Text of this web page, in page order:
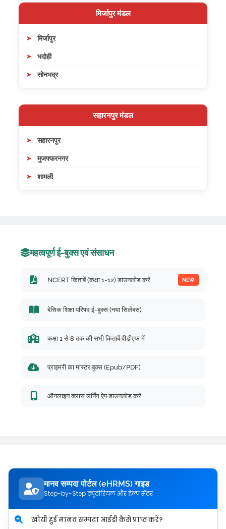
मिर्जापुर मंडल
मिर्जापुर
भदोही
सोनभद्र
सहारनपुर मंडल
सहारनपुर
मुजफ्फरनगर
शामली
महत्वपूर्ण ई-बुक्स एवं संसाधन
NCERT किताबें (कक्षा 1-12) डाउनलोड करें NEW
बेसिक शिक्षा परिषद ई-बुक्स (नया सिलेबस)
कक्षा 1 से 8 तक की सभी किताबें पीडीएफ में
प्राइमरी का मास्टर बुक्स (Epub/PDF)
ऑनलाइन क्लास लर्निंग ऐप डाउनलोड करें
मानव सम्पदा पोर्टल (eHRMS) गाइड
Step-by-Step ट्यूटोरियल और हेल्प सेंटर
खोयी हुई मानव सम्पदा आईडी कैसे प्राप्त करें?